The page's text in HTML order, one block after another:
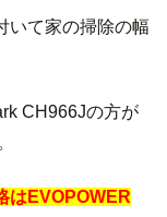
いて家の掃除の幅
CH966Jの方が
はEVOPOWER